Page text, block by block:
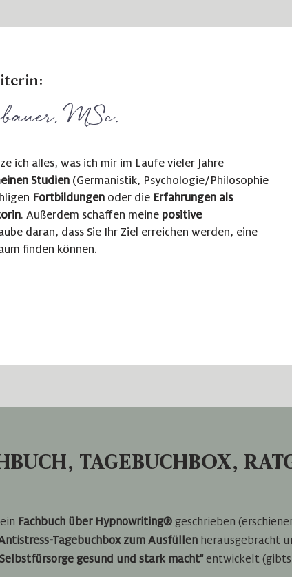
MSc.
ich alles, was ich mir im Laufe vieler Jahre
Studien (Germanistik, Psychologie/Philosophie
Fortbildungen oder die Erfahrungen als
. Außerdem schaffen meine positive
daran, dass Sie Ihr Ziel erreichen werden, eine
finden können.
TAGEBUCHBOX,
Fachbuch über Hypnowriting®geschrieben
Tagebuchbox zum Ausfüllen herausgebracht
gesund und stark macht"entwickelt (gibts